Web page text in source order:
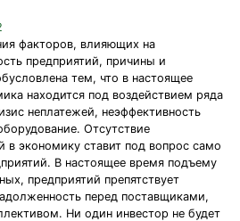
факторов, влияющих на
предприятий, причины и
тем, что в настоящее
находится под воздействием ряда
неплатежей, неэффективность
Отсутствие
в экономику ставит под вопрос само
В настоящее время подъему
предприятий препятствует
перед поставщиками,
Ни один инвестор не будет